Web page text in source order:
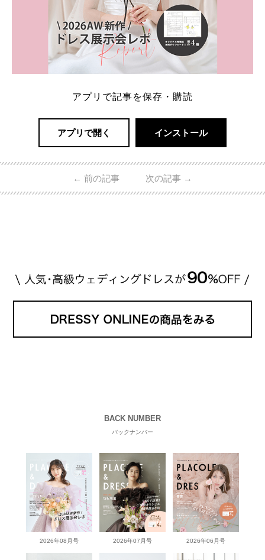
アプリで記事を保存・購読
アプリで開く インストール
← 前の記事 次の記事 →
BACK NUMBER
バックナンバー
2026年08月号 2026年07月号 2026年06月号